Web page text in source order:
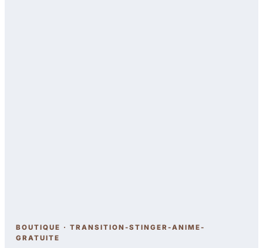
BOUTIQUE · TRANSITION-STINGER-ANIME-
GRATUITE